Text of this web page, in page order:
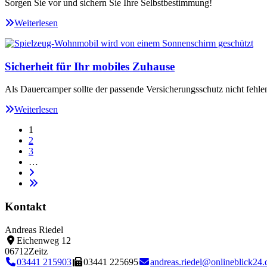
Sorgen Sie vor und sichern Sie Ihre Selbstbestimmung!
Weiterlesen
Sicherheit für Ihr mobiles Zuhause
Als Dauercamper sollte der passende Versicherungsschutz nicht
Weiterlesen
1
2
3
…
Kontakt
Andreas Riedel
Eichenweg 12
06712Zeitz
03441 215903
03441 225695